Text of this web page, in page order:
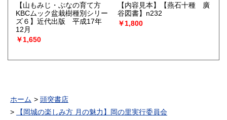
【山もみじ・ぶなの育て方
KBCムック盆栽樹種別シリー
ズ６】近代出版 平成17年
12月
￥1,650
【内容見本】【燕石十種 廣
谷図書】n232
￥1,800
ホーム
頭突書店
【岡城の楽しみ方 月の魅力】岡の里実行委員会